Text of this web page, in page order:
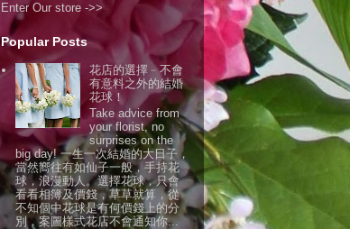
Enter Our store ->>
Popular Posts
花店的選擇﹣不會
有意料之外的結婚
花球！
Take advice from
your florist, no
surprises on the
big day! 一生一次結婚的大日子，
當然嚮往有如仙子一般，手持花
球，浪漫動人。選擇花球，只會
看看相簿及價錢，草草就算，從
不知個中花球是有何價錢上的分
別，案圖樣式花店不會通知你...